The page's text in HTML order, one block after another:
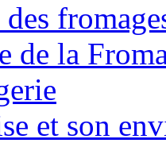
de la
et son